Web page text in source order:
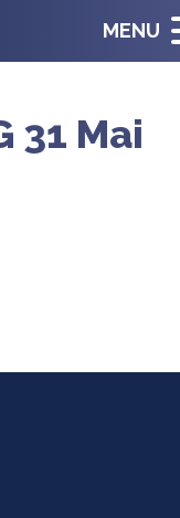
MENU
31 Mai